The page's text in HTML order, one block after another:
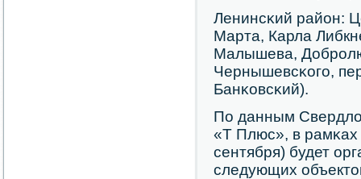
Ленинсκий район:
Марта, Карла
Малышева,
Чернышевсκогο,
Банκовсκий).
По данным
«Т Плюс», в рамκах
сентября) будет
следующих